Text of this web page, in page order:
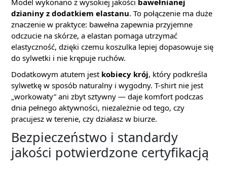
dzianiny z dodatkiem elastanu. To połączenie ma duże
znaczenie w praktyce: bawełna zapewnia przyjemne
odczucie na skórze, a elastan pomaga utrzymać
elastyczność, dzięki czemu koszulka lepiej dopasowuje się
do sylwetki i nie krępuje ruchów.
Dodatkowym atutem jest kobiecy krój, który podkreśla
sylwetkę w sposób naturalny i wygodny. T-shirt nie jest
„workowaty” ani zbyt sztywny — daje komfort podczas
dnia pełnego aktywności, niezależnie od tego, czy
pracujesz w terenie, czy działasz w biurze.
Bezpieczeństwo i standardy
jakości potwierdzone certyfikacją